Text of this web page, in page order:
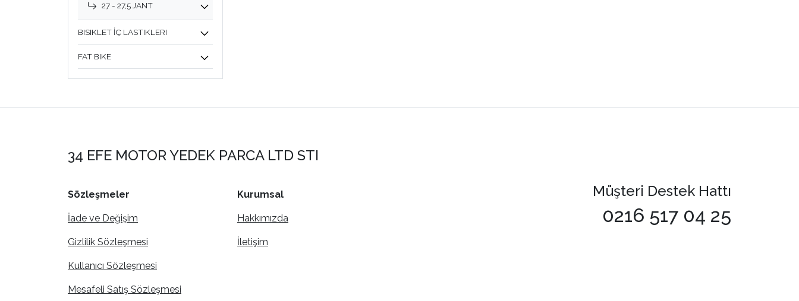
27 - 27,5 JANT
BISIKLET İÇ LASTIKLERI
FAT BIKE
34 EFE MOTOR YEDEK PARCA LTD STI
Sözleşmeler
İade ve Değişim
Gizlilik Sözleşmesi
Kullanıcı Sözleşmesi
Mesafeli Satış Sözleşmesi
Kurumsal
Hakkımızda
İletişim
Müşteri Destek Hattı
0216 517 04 25